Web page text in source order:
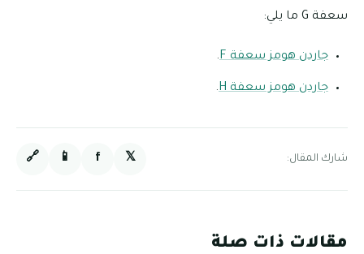
سعفة G ما يلي:
جاردن هومز سعفة F .
جاردن هومز سعفة H .
شارك المقال: 𝕏
f
📱
🔗
مقالات ذات صلة